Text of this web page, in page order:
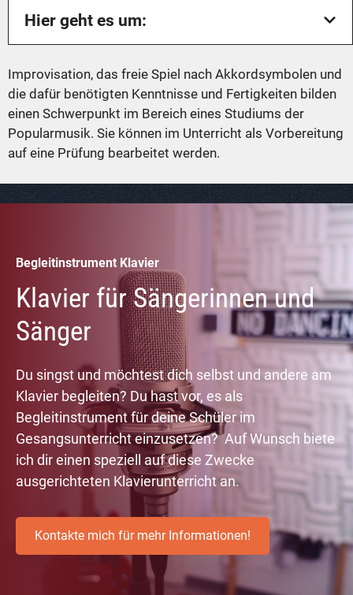
Hier geht es um:
Improvisation, das freie Spiel nach Akkordsymbolen und
die dafür benötigten Kenntnisse und Fertigkeiten bilden
einen Schwerpunkt im Bereich eines Studiums der
Popularmusik. Sie können im Unterricht als Vorbereitung
auf eine Prüfung bearbeitet werden.
Begleitinstrument Klavier
Klavier für Sängerinnen und
Sänger
Du singst und möchtest dich selbst und andere am
Klavier begleiten? Du hast vor, es als
Begleitinstrument für deine Schüler im
Gesangsunterricht einzusetzen? Auf Wunsch biete
ich dir einen speziell auf diese Zwecke
ausgerichteten Klavierunterricht an.
Kontakte mich für mehr Informationen!